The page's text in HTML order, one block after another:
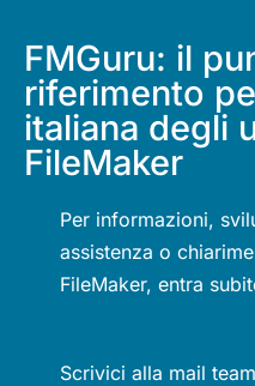
FMGuru: il
riferimento
italiana degli
FileMaker
Per informazioni,
assistenza o
FileMaker, entra
Scrivici alla mail